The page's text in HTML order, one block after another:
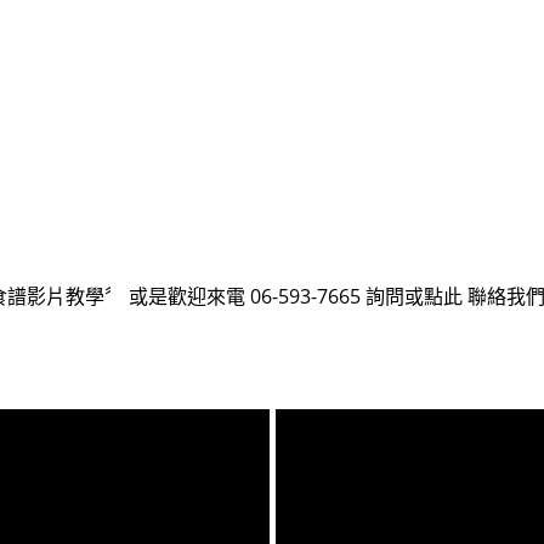
譜影片教學〞 或是歡迎來電 06-593-7665 詢問或點此聯絡我們